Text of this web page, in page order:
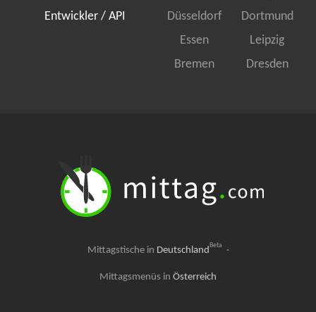
Entwickler / API
Düsseldorf
Dortmund
Essen
Leipzig
Bremen
Dresden
Mittagstische in DeutschlandBeta ·
Mittagsmenüs in Österreich